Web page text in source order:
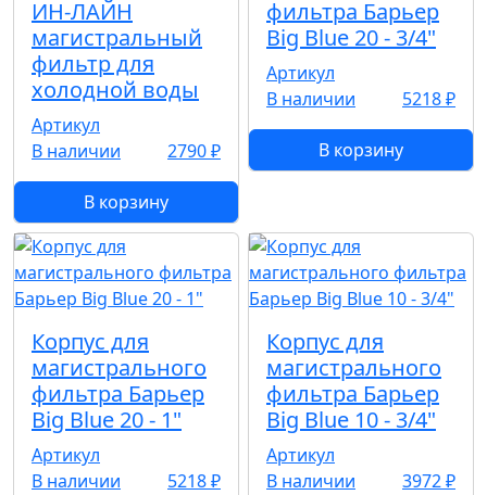
ИН-ЛАЙН
магистральный
фильтр для
холодной воды
Артикул
В наличии
2790 ₽
В корзину
фильтра Барьер
Big Blue 20 - 3/4"
Артикул
В наличии
5218 ₽
В корзину
Корпус для
магистрального
фильтра Барьер
Big Blue 20 - 1"
Артикул
В наличии
5218 ₽
Корпус для
магистрального
фильтра Барьер
Big Blue 10 - 3/4"
Артикул
В наличии
3972 ₽